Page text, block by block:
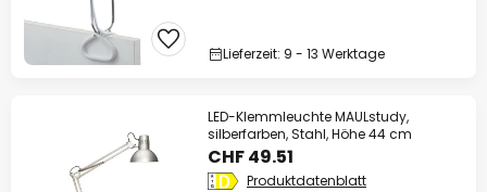
Lieferzeit: 9 - 13 Werktage
LED-Klemmleuchte MAULstudy,
silberfarben, Stahl, Höhe 44 cm
CHF 49.51
Produktdatenblatt